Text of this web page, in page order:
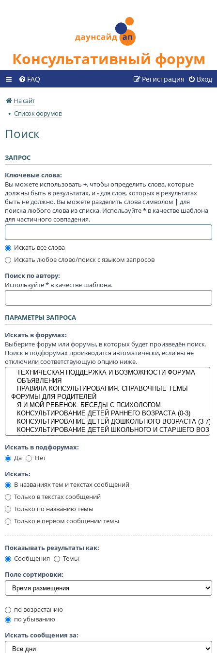
Консультативный форум
FAQ Вход
Регистрация
На сайт
Список форумов
Поиск
ЗАПРОС
Ключевые слова:
Вы можете использовать +, чтобы определить слова, которые
должны быть в результатах, и- для слов, которых в результатах
быть не должно. Вы можете разделить слова символом | для
поиска любого слова из списка. Используйте* в качестве шаблона
для частичного совпадения.
Искать все слова
Искать любое слово/поиск с языком запросов
Поиск по автору:
Используйте * в качестве шаблона.
ПАРАМЕТРЫ ЗАПРОСА
Искать в форумах:
Выберите форум или форумы, в которых будет произведён поиск.
Поиск в подфорумах производится автоматически, если вы не
отключили соответствующую опцию ниже.
Искать в подфорумах:
Да
Нет
Искать:
В названиях тем и текстах сообщений
Только в текстах сообщений
Только по названию темы
Только в первом сообщении темы
Показывать результаты как:
Сообщения
Темы
Поле сортировки:
по возрастанию
по убыванию
Искать сообщения за: